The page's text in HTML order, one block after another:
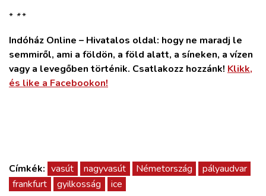
* **
Indóház Online – Hivatalos oldal: hogy ne maradj le
semmiről, ami a földön, a föld alatt, a síneken, a vízen
vagy a levegőben történik. Csatlakozz hozzánk! Klikk,
és like a Facebookon!
Címkék: vasút nagyvasút Németország
pályaudvar
frankfurt
gyilkosság ice